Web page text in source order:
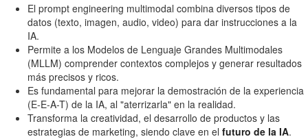
El prompt engineering multimodal combina diversos tipos de
datos (texto, imagen, audio, video) para dar instrucciones a la
IA.
Permite a los Modelos de Lenguaje Grandes Multimodales
(MLLM) comprender contextos complejos y generar resultados
más precisos y ricos.
Es fundamental para mejorar la demostración de la experiencia
(E-E-A-T) de la IA, al "aterrizarla" en la realidad.
Transforma la creatividad, el desarrollo de productos y las
estrategias de marketing, siendo clave en el futuro de la IA.